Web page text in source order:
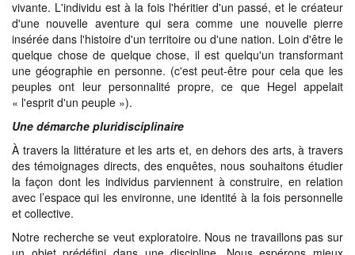
vivante. L'individu est à la fois l'héritier d'un passé, et le créateur
d'une nouvelle aventure qui sera comme une nouvelle pierre
insérée dans l'histoire d'un territoire ou d'une nation. Loin d'être le
quelque chose de quelque chose, il est quelqu'un transformant
une géographie en personne. (c'est peut-être pour cela que les
peuples ont leur personnalité propre, ce que Hegel appelait
« l'esprit d'un peuple »).
Une démarche pluridisciplinaire
À travers la littérature et les arts et, en dehors des arts, à travers
des témoignages directs, des enquêtes, nous souhaitons étudier
la façon dont les individus parviennent à construire, en relation
avec l’espace qui les environne, une identité à la fois personnelle
et collective.
Notre recherche se veut exploratoire. Nous ne travaillons pas sur